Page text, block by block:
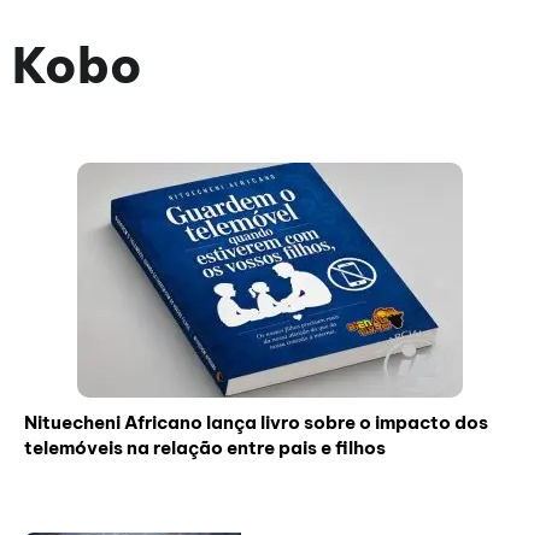
Kobo
Nituecheni Africano lança livro sobre o impacto dos
telemóveis na relação entre pais e filhos